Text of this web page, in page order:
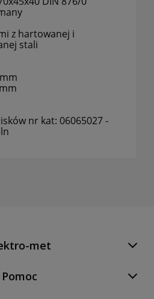
z hartowanej i
stali
nr kat: 06065027 -
met
Pomoc